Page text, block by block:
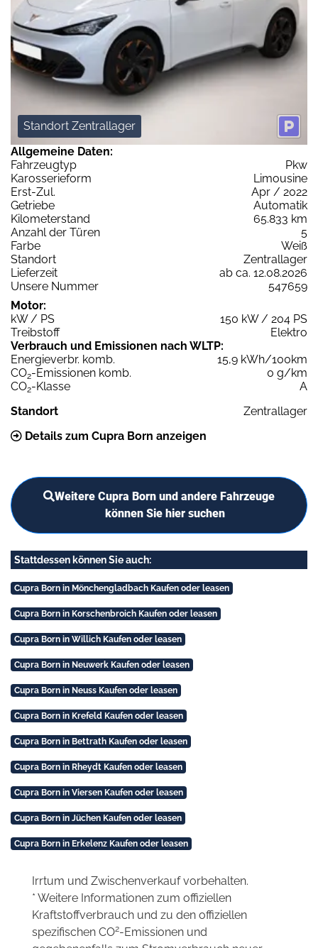
Standort Zentrallager
Allgemeine Daten:
Fahrzeugtyp
Pkw
Karosserieform
Limousine
Erst-Zul.
Apr / 2022
Getriebe
Automatik
Kilometerstand
65.833 km
Anzahl der Türen
5
Farbe
Weiß
Standort
Zentrallager
Lieferzeit
ab ca. 12.08.2026
Unsere Nummer
547659
Motor:
kW / PS
150 kW / 204 PS
Treibstoff
Elektro
Verbrauch und Emissionen nach WLTP:
Energieverbr. komb.
15,9 kWh/100km
CO2-Emissionen komb.
0 g/km
CO2-Klasse
A
Standort
Zentrallager
Details zum Cupra Born anzeigen
Weitere Cupra Born und andere Fahrzeuge
können Sie hier suchen
Stattdessen können Sie auch:
Cupra Born in Mönchengladbach Kaufen oder leasen
Cupra Born in Korschenbroich Kaufen oder leasen
Cupra Born in Willich Kaufen oder leasen
Cupra Born in Neuwerk Kaufen oder leasen
Cupra Born in Neuss Kaufen oder leasen
Cupra Born in Krefeld Kaufen oder leasen
Cupra Born in Bettrath Kaufen oder leasen
Cupra Born in Rheydt Kaufen oder leasen
Cupra Born in Viersen Kaufen oder leasen
Cupra Born in Jüchen Kaufen oder leasen
Cupra Born in Erkelenz Kaufen oder leasen
Irrtum und Zwischenverkauf vorbehalten.
* Weitere Informationen zum offiziellen
Kraftstoffverbrauch und zu den offiziellen
spezifischen CO2-Emissionen und